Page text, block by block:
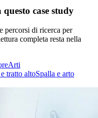
case study
percorsi di ricerca per
completa resta nella
Arti
tratto altoSpalla e arto